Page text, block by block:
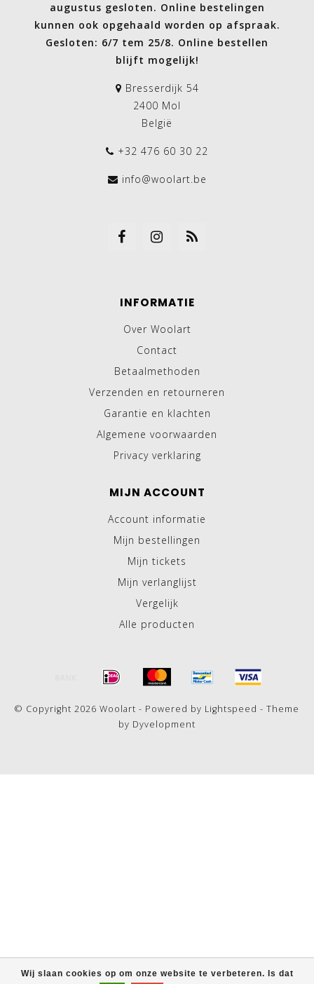
Wij slaan cookies op om onze website te verbeteren. Is dat
augustus gesloten. Online bestelingen
kunnen ook opgehaald worden op afspraak.
Gesloten: 6/7 tem 25/8. Online bestellen
blijft mogelijk!
Bresserdijk 54
2400 Mol
België
+32 476 60 30 22
info@woolart.be
INFORMATIE
Over Woolart
Contact
Betaalmethoden
Verzenden en retourneren
Garantie en klachten
Algemene voorwaarden
Privacy verklaring
MIJN ACCOUNT
Account informatie
Mijn bestellingen
Mijn tickets
Mijn verlanglijst
Vergelijk
Alle producten
© Copyright 2026 Woolart - Powered by Lightspeed - Theme
by Dyvelopment